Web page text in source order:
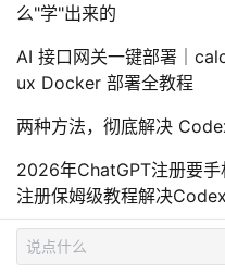
么"学"出来的
AI 接口网关一键部署｜
ux Docker 部署全教程
两种方法，彻底解决
2026年ChatGPT注册要
注册保姆级教程解决